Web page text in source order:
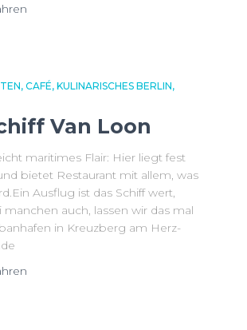
CAFÉ KULINARISCHES BERLIN
Van Loon
maritimes Flair: Hier liegt fest
bietet Restaurant mit allem, was
Ausflug ist das Schiff wert,
auch, lassen wir das mal
in Kreuzberg am Herz-